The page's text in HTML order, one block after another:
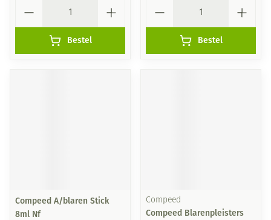
Bestel Bestel
Compeed A/blaren Stick
8ml Nf
Compeed
Compeed Blarenpleisters